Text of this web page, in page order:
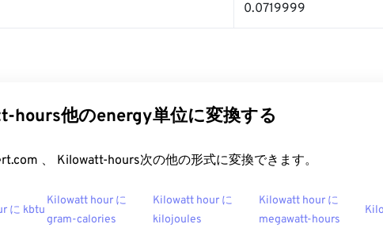
0.0719999
hours他のenergy単位に変換する
、 Kilowatt-hours次の他の形式に変換できます。
に kbtu
Kilowatt hour に
gram-calories
Kilowatt hour に
kilojoules
Kilowatt hour に
megawatt-hours